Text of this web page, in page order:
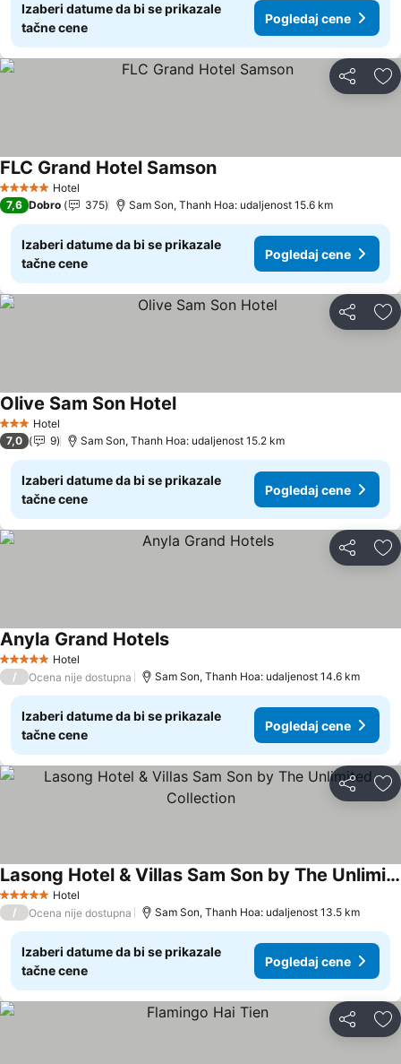
Izaberi datume da bi se prikazale
tačne cene
Pogledaj cene
Deli
5 ZvezdiceHotel
FLC Grand Hotel SamsonPogledaj cene
7,6 Dobro 375 Sam Son, Thanh Hoa: udaljenost 15.6 km
Izaberi datume da bi se prikazale
tačne cene
Pogledaj cene
Deli
3 Zvezdice
Hotel
Olive Sam Son HotelPogledaj cene
7,0 9 Sam Son, Thanh Hoa: udaljenost 15.2 km
Izaberi datume da bi se prikazale
tačne cene
Pogledaj cene
Deli
5 ZvezdiceHotel
Anyla Grand HotelsPogledaj cene
/ Ocena nije dostupna Sam Son, Thanh Hoa: udaljenost 14.6 km
Izaberi datume da bi se prikazale
tačne cene
Pogledaj cene
Deli
5 ZvezdiceHotel
Lasong Hotel & Villas Sam Son by The Unlimited Collection
Pogledaj cene
/ Ocena nije dostupna Sam Son, Thanh Hoa: udaljenost 13.5 km
Izaberi datume da bi se prikazale
tačne cene
Pogledaj cene
Deli